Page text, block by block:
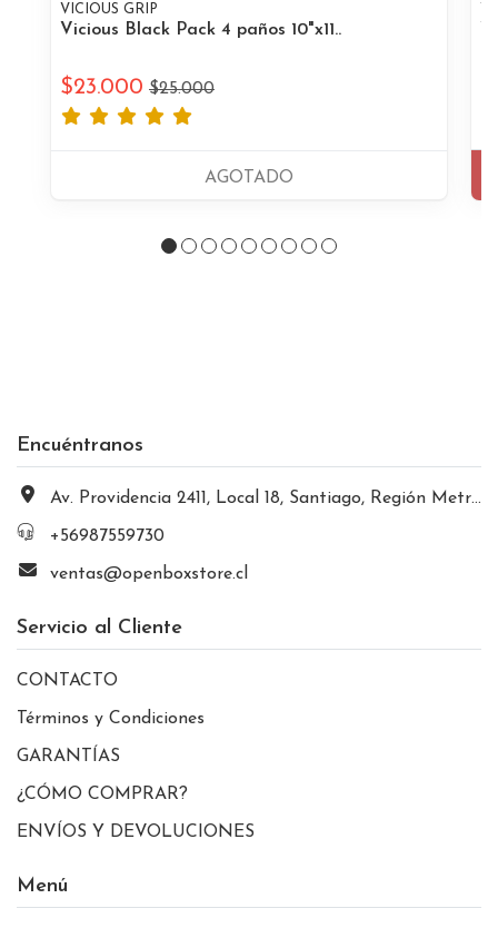
VICIOUS GRIP
Vicious Black Pack 4 paños 10"x11..
$23.000 $25.000
AGOTADO
Encuéntranos
Av. Providencia 2411, Local 18, Santiago, Región Metropolitana, Chile
+56987559730
ventas@openboxstore.cl
Servicio al Cliente
CONTACTO
Términos y Condiciones
GARANTÍAS
¿CÓMO COMPRAR?
ENVÍOS Y DEVOLUCIONES
Menú